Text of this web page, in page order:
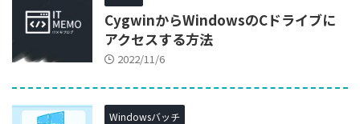
CygwinからWindowsのCドライブに
アクセスする方法
2022/11/6
Windowsバッチ